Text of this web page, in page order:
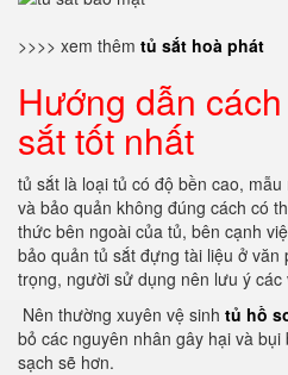
>>>> xem thêm tủ sắt hoà phát
Hướng dẫn
sắt tốt nhất
tủ sắt là loại tủ có độ bền cao,
và bảo quản không đúng cách có
thức bên ngoài của tủ, bên cạnh
bảo quản tủ sắt đựng tài liệu ở văn
trọng, người sử dụng nên lưu ý các
Nên thường xuyên vệ sinh tủ hồ
bỏ các nguyên nhân gây hại và
sạch sẽ hơn.